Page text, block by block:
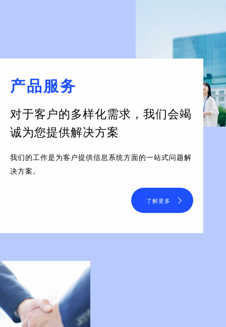
产品服务
对于客户的多样化需求， 我们会竭
诚为您提供解决方案
我们的工作是为客户提供信息系统方面的一站式问题解
决方案。
了解更多